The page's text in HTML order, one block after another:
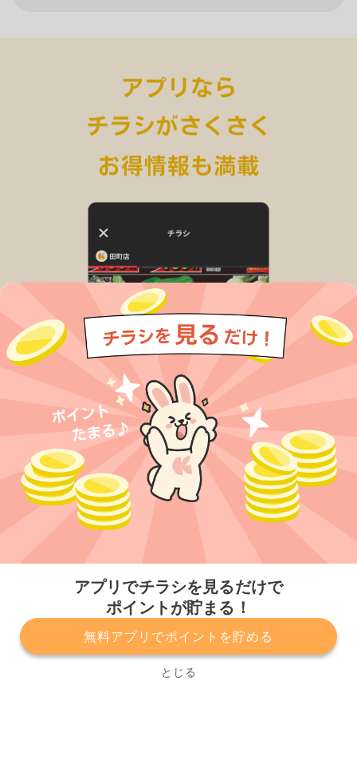
アプリでチラシを見るだけで
ポイントが貯まる！
無料アプリでポイントを貯める
とじる
プライバシーポリシー 利用規約
運営会社
サービスに関してのお問い合わせ